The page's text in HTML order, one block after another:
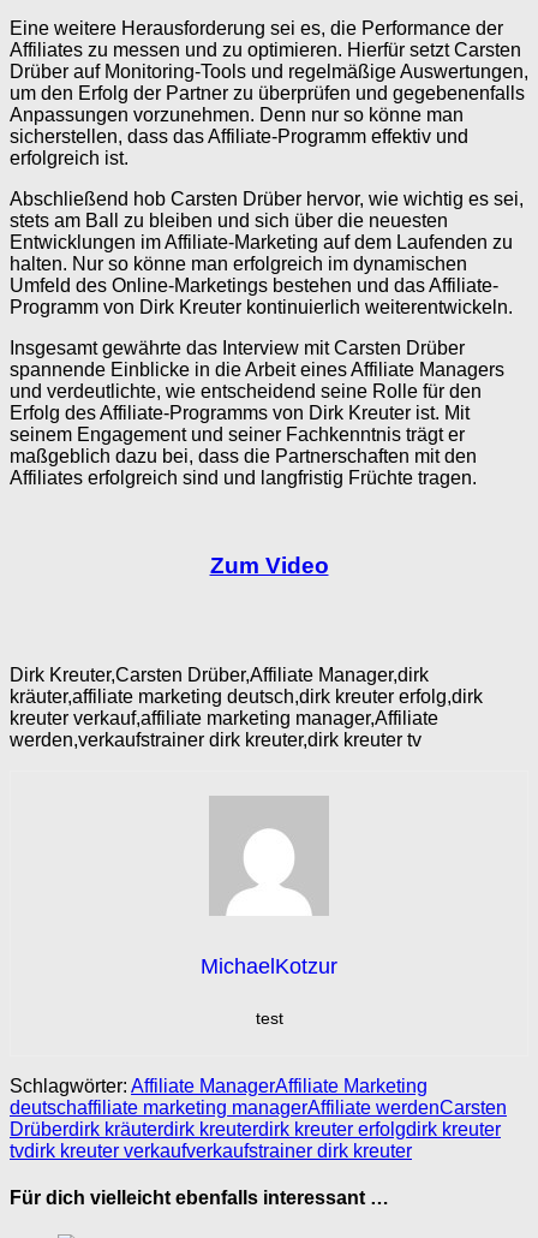
Eine weitere Herausforderung sei es, die Performance der
Affiliates zu messen und zu optimieren. Hierfür setzt Carsten
Drüber auf Monitoring-Tools und regelmäßige Auswertungen,
um den Erfolg der Partner zu überprüfen und gegebenenfalls
Anpassungen vorzunehmen. Denn nur so könne man
sicherstellen, dass das Affiliate-Programm effektiv und
erfolgreich ist.
Abschließend hob Carsten Drüber hervor, wie wichtig es sei,
stets am Ball zu bleiben und sich über die neuesten
Entwicklungen im Affiliate-Marketing auf dem Laufenden zu
halten. Nur so könne man erfolgreich im dynamischen
Umfeld des Online-Marketings bestehen und das Affiliate-
Programm von Dirk Kreuter kontinuierlich weiterentwickeln.
Insgesamt gewährte das Interview mit Carsten Drüber
spannende Einblicke in die Arbeit eines Affiliate Managers
und verdeutlichte, wie entscheidend seine Rolle für den
Erfolg des Affiliate-Programms von Dirk Kreuter ist. Mit
seinem Engagement und seiner Fachkenntnis trägt er
maßgeblich dazu bei, dass die Partnerschaften mit den
Affiliates erfolgreich sind und langfristig Früchte tragen.
Zum Video
Dirk Kreuter,Carsten Drüber,Affiliate Manager,dirk
kräuter,affiliate marketing deutsch,dirk kreuter erfolg,dirk
kreuter verkauf,affiliate marketing manager,Affiliate
werden,verkaufstrainer dirk kreuter,dirk kreuter tv
MichaelKotzur
test
Schlagwörter: Affiliate ManagerAffiliate Marketing
deutschaffiliate marketing managerAffiliate werdenCarsten
Drüberdirk kräuterdirk kreuterdirk kreuter erfolgdirk kreuter
tvdirk kreuter verkaufverkaufstrainer dirk kreuter
Für dich vielleicht ebenfalls interessant …